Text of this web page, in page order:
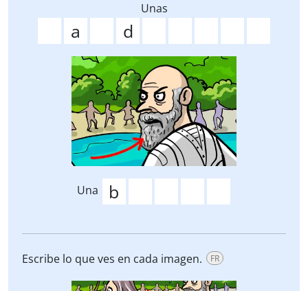
Unas
Una
Escribe lo que ves en cada imagen. FR